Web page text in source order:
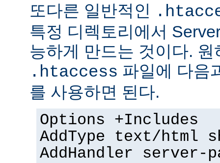
또다른 일반적인
특정 디렉토리에서
능하게 만드는 것이다.
.htaccess 파일에 다음
를 사용하면 된다.
Options +Includes
AddType text/html
AddHandler server-